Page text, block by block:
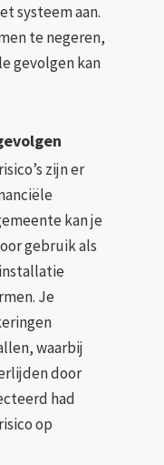
systeem aan.
te negeren,
gevolgen kan
zijn er
kan je
gebruik als
Je
waarbij
door
had
op